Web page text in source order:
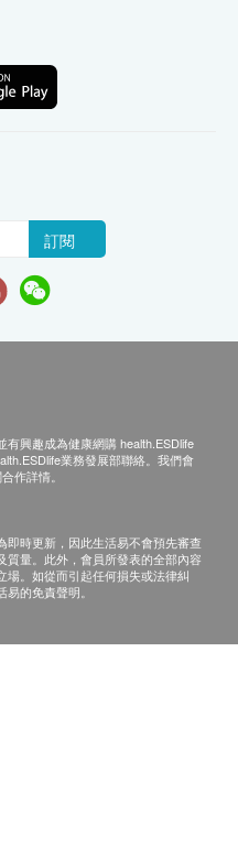
訂閱
興趣成為健康網購 health.ESDlife
業務發展部聯絡。我們會
作詳情。
時更新，因此生活易不會預先審查
量。此外，會員所發表的全部內容
場。如從而引起任何損失或法律糾
的免責聲明。